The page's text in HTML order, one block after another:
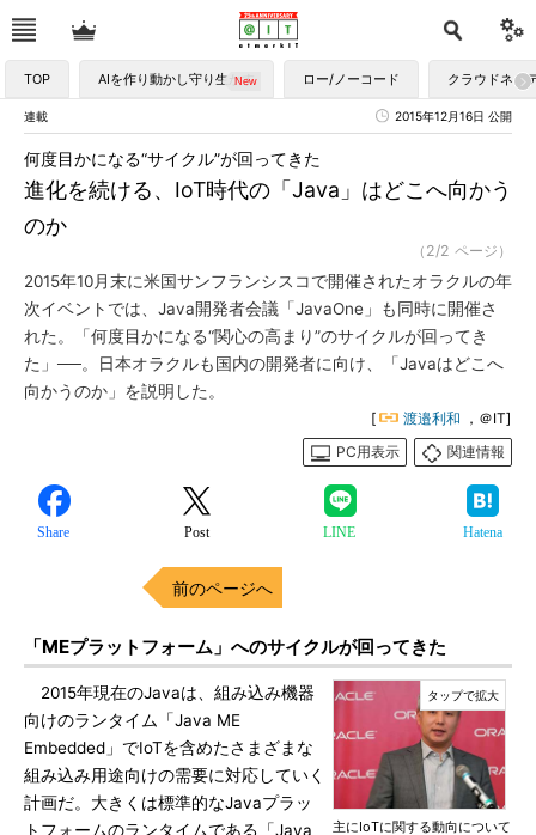
TOP AIを作り動かし守り生かす ロー/ノーコード クラウドネイ
連載 2015年12月16日 公開
進化を続ける、IoT時代の「Java」はどこへ向かう
のか
何度目かになる“サイクル”が回ってきた
（2/2 ページ）
2015年10月末に米国サンフランシスコで開催されたオラクルの年
次イベントでは、Java開発者会議「JavaOne」も同時に開催さ
れた。「何度目かになる“関心の高まり”のサイクルが回ってき
た」──。日本オラクルも国内の開発者に向け、「Javaはどこへ
向かうのか」を説明した。
[ 渡邉利和 ，＠IT]
PC用表示
関連情報
Share Post LINE Hatena
前のページへ
「MEプラットフォーム」へのサイクルが回ってきた
主にIoTに関する動向について
2015年現在のJavaは、組み込み機器
向けのランタイム「Java ME
Embedded」でIoTを含めたさまざまな
組み込み用途向けの需要に対応していく
計画だ。大きくは標準的なJavaプラッ
トフォームのランタイムである「Java